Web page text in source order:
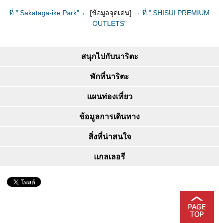
ที่ " Sakataga-ike Park" ← [ข้อมูลจุดเด่น] → ที่ " SHISUI PREMIUM
OUTLETS"
สนุกไปกับนาริตะ
พักที่นาริตะ
แผนท่องเที่ยว
ข้อมูลการเดินทาง
สิ่งที่น่าสนใจ
แกลเลอรี